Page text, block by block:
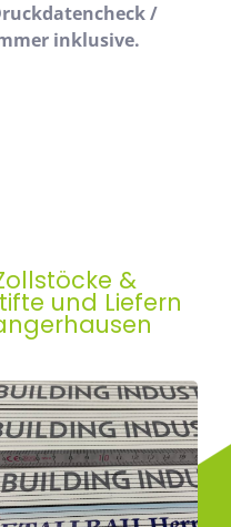
/
inklusive.
&
und Liefern